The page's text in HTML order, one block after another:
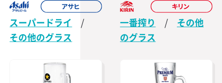
スーパードライ
/
その他のグラス
一番搾り /
その他
のグラス